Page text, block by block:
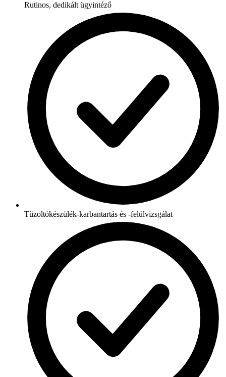
Rutinos, dedikált ügyintéző
Tűzoltókészülék-karbantartás és -felülvizsgálat